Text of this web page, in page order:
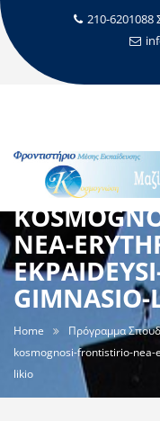
210-6201088
NEA-
GIMNASIO-
Home Πρόγραμμα
kosmognosi-frontistirio-
likio